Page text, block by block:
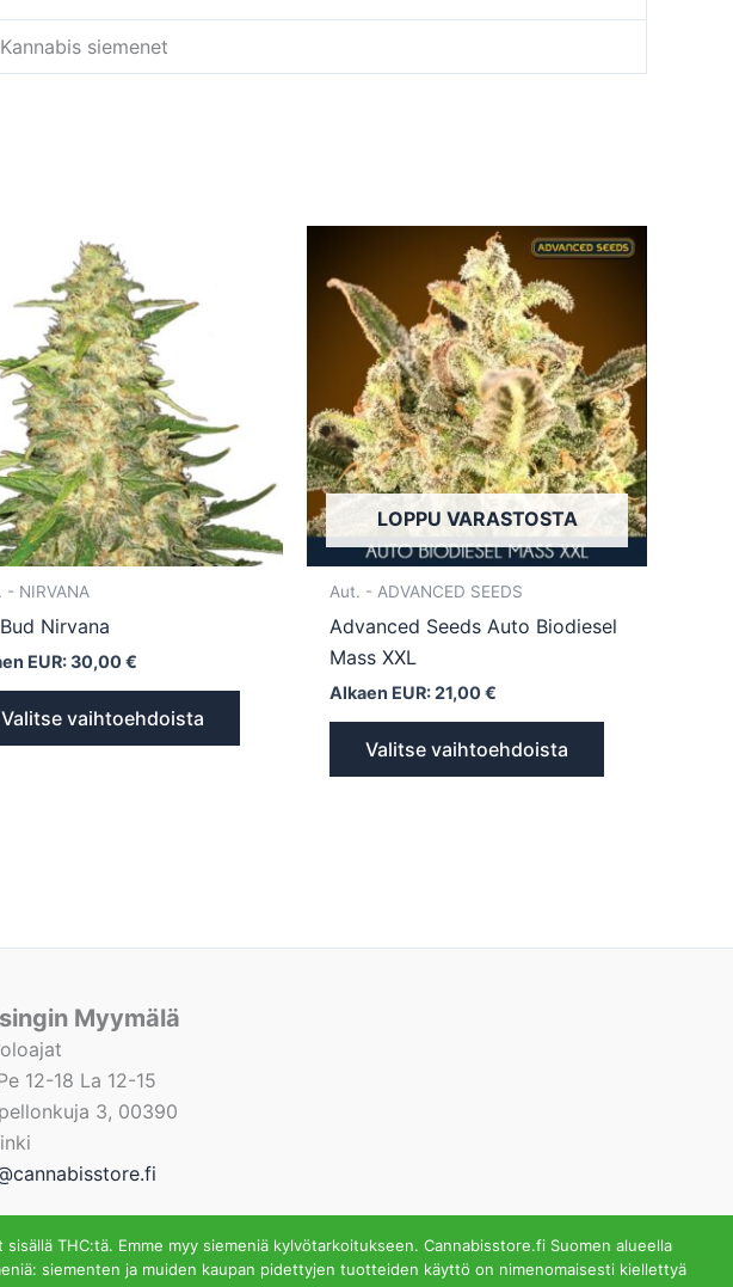
siemenet
- NIRVANA
Nirvana
EUR:30,00€
Valitse vaihtoehdoista
tehdä
valinnat
tuotteen
LOPPU VARASTOSTA
Aut. - ADVANCED SEEDS
Advanced Seeds Auto Biodiesel
Mass XXL
Alkaen EUR:21,00€
Valitse vaihtoehdoista
Tällä
muunnelma.
Voit
tehdä
valinnat
tuotteen
sivulla.
Myymälä
12-18 La 12-15
3, 00390
THC:tä. Emme myy siemeniä kylvötarkoitukseen. Cannabisstore.fi Suomen alueella
siementen ja muiden kaupan pidettyjen tuotteiden käyttö on nimenomaisesti kiellettyä